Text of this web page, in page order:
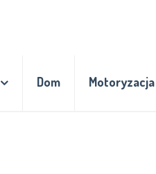
Dom Motoryzacja